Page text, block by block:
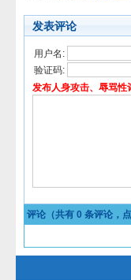
发表评论
用户名:
验证码:
发布人身攻击、辱骂性
评论（共有 0 条评论，